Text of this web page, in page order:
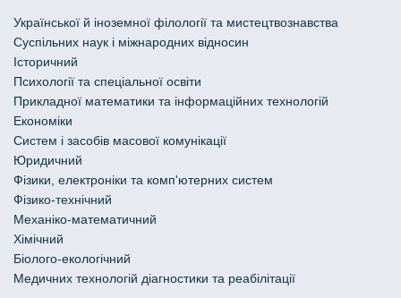
Української й іноземної філології та мистецтвознавства
Cуспільних наук і міжнародних відносин
Історичний
Психології та спеціальної освіти
Прикладної математики та інформаційних технологій
Економіки
Систем і засобів масової комунікації
Юридичний
Фізики, електроніки та комп'ютерних систем
Фізико-технічний
Механіко-математичний
Хімічний
Біолого-екологічний
Медичних технологій діагностики та реабілітації